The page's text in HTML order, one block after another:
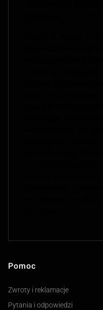
Linki w stopce
Pomoc
Zwroty i reklamacje
Pytania i odpowiedzi